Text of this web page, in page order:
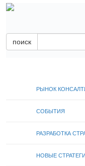
поиск
РЫНОК
СОБЫТИЯ
РАЗРАБОТКА
НОВЫЕ